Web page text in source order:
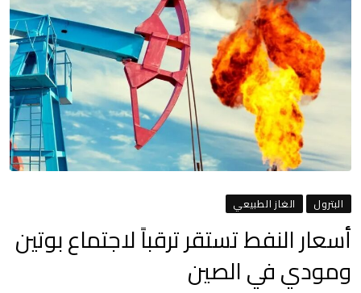
البترول الغاز الطبيعي
أسعار النفط تستقر ترقباً لاجتماع بوتين
ومودي في الصين